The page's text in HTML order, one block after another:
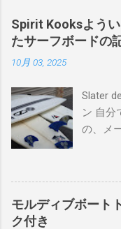
Spirit Kooksよう
たサーフボードの
10月 03, 2025
Slater
ン 自分
の、メ
を書
るので
譲って
んなサ
モルディブボート
ク付き